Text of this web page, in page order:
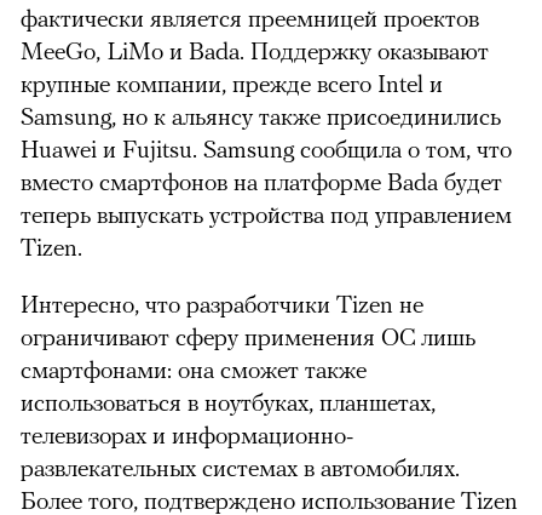
фактически является преемницей проектов
MeeGo, LiMo и Bada. Поддержку оказывают
крупные компании, прежде всего Intel и
Samsung, но к альянсу также присоединились
Huawei и Fujitsu. Samsung сообщила о том, что
вместо смартфонов на платформе Bada будет
теперь выпускать устройства под управлением
Tizen.
Интересно, что разработчики Tizen не
ограничивают сферу применения ОС лишь
смартфонами: она сможет также
использоваться в ноутбуках, планшетах,
телевизорах и информационно-
развлекательных системах в автомобилях.
Более того, подтверждено использование Tizen